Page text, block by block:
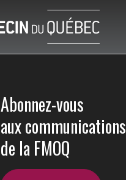
Abonnez-vous
aux communications
de la FMOQ